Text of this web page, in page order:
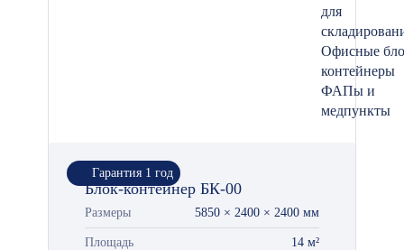
для
Офисные
контейнеры
ФАПы и
медпункты
Гарантия 1 год
Блок-контейнер БК-00
Размеры 5850 × 2400 × 2400 мм
Площадь 14 м²